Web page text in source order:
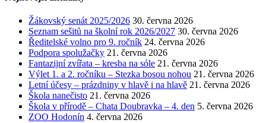
Žákovský senát 2025/2026 30. června 2026
Seznam sešitů na školní rok 2026/2027 30. června 2026
Ředitelské volno pro 9. ročník 24. června 2026
Podpora spolužačky 21. června 2026
Fantazijní zvířata – kresba na sóle 21. června 2026
Výlet 1. a 2. ročníku – Stezka bosou nohou 21. června 2026
Letní účesy – prázdniny v hlavě i na hlavě 21. června 2026
Škola nanečisto 21. června 2026
Škola v přírodě – Chata Doubravka – 4. den 5. června 2026
ZOO Hodonín 4. června 2026